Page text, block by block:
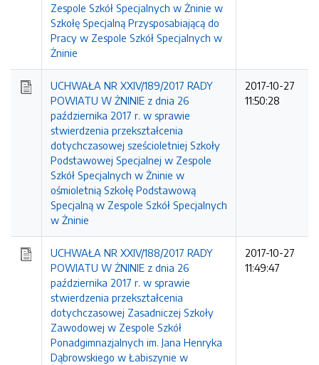
Zespole Szkół Specjalnych w Żninie w
Szkołę Specjalną Przysposabiającą do
Pracy w Zespole Szkół Specjalnych w
Żninie
UCHWAŁA NR XXIV/189/2017 RADY
POWIATU W ŻNINIE z dnia 26
października 2017 r. w sprawie
stwierdzenia przekształcenia
dotychczasowej sześcioletniej Szkoły
Podstawowej Specjalnej w Zespole
Szkół Specjalnych w Żninie w
ośmioletnią Szkołę Podstawową
Specjalną w Zespole Szkół Specjalnych
w Żninie
2017-10-27
11:50:28
UCHWAŁA NR XXIV/188/2017 RADY
POWIATU W ŻNINIE z dnia 26
października 2017 r. w sprawie
stwierdzenia przekształcenia
dotychczasowej Zasadniczej Szkoły
Zawodowej w Zespole Szkół
Ponadgimnazjalnych im. Jana Henryka
Dąbrowskiego w Łabiszynie w
2017-10-27
11:49:47